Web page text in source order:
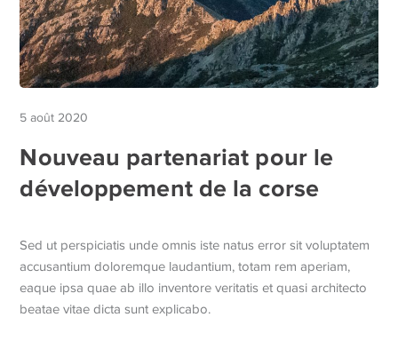
5 août 2020
Nouveau partenariat pour le
développement de la corse
Sed ut perspiciatis unde omnis iste natus error sit voluptatem
accusantium doloremque laudantium, totam rem aperiam,
eaque ipsa quae ab illo inventore veritatis et quasi architecto
beatae vitae dicta sunt explicabo.